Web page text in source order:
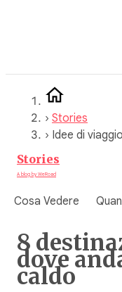
› Stories
› Idee di viaggio
Stories
A blog by WeRoad
Cosa Vedere
8
dove
caldo